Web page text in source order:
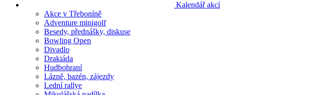
Kalendář akcí
Akce v Třeboníně
Adventure minigolf
Besedy, přednášky, diskuse
Bowling Open
Divadlo
Drakiáda
Hudbohraní
Lázně, bazén, zájezdy
Lední rallye